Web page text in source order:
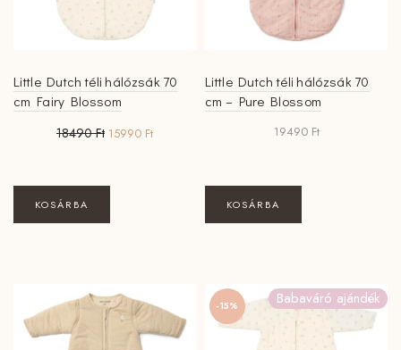
Little Dutch téli hálózsák 70
cm Fairy Blossom
18490Ft Original
18490 Ft.
15990 FtCurrent
KOSÁRBA
Little Dutch téli hálózsák 70
cm – Pure Blossom
19490 Ft
KOSÁRBA
-15% Babaváró ajándék